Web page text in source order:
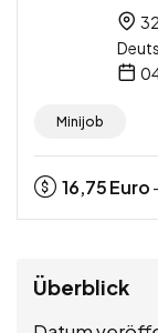
Minijob
16,75Euro -
Überblick